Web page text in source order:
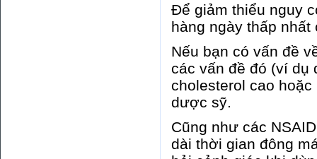
Để giảm thiểu nguy
hàng ngày thấp
Nếu bạn có vấn đề
các vấn đề đó (ví dụ
cholesterol cao
dược sỹ.
Cũng như các
dài thời gian đông